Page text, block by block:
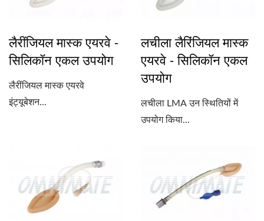
लैरींजियल मास्क एयरवे -
सिलिकॉन एकल उपयोग
लैरींजियल मास्क एयरवे
इंट्यूबेशन...
लचीला लैरिंजियल मास्क
एयरवे - सिलिकॉन एकल
उपयोग
लचीला LMA उन स्थितियों में
उपयोग किया...